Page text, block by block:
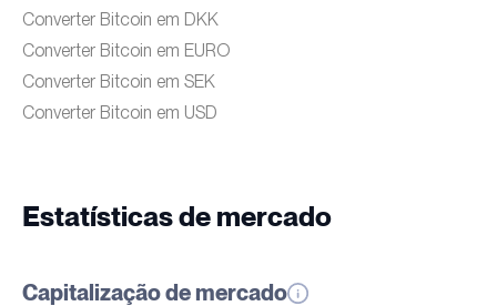
Converter Bitcoin em DKK
Converter Bitcoin em EURO
Converter Bitcoin em SEK
Converter Bitcoin em USD
Estatísticas de mercado
Capitalização de mercado